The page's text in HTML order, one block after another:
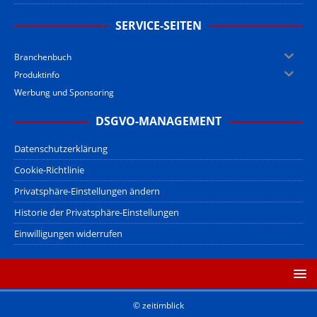
SERVICE-SEITEN
Branchenbuch
Produktinfo
Werbung und Sponsoring
DSGVO-MANAGEMENT
Datenschutzerklärung
Cookie-Richtlinie
Privatsphäre-Einstellungen ändern
Historie der Privatsphäre-Einstellungen
Einwilligungen widerrufen
© zeitimblick